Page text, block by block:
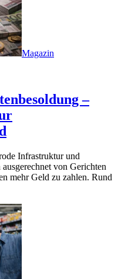
Magazin
–
Infrastruktur und
von Gerichten
mehr Geld zu zahlen. Rund